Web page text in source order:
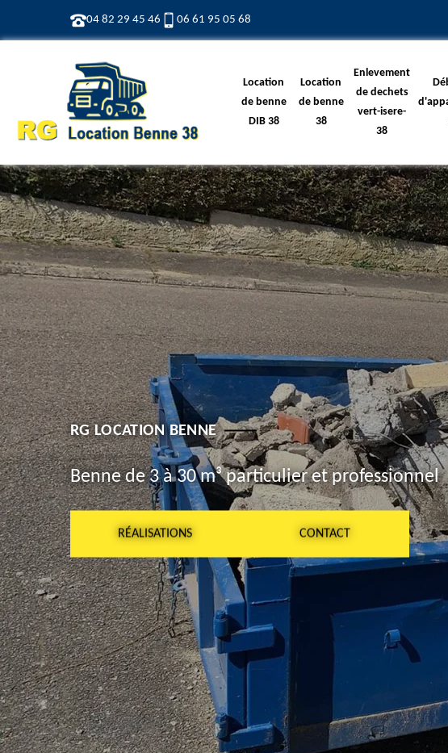
04 82 29 45 46 06 61 95 05 68
Location
de benne
DIB 38
Location
de benne
38
Enlevement
de dechets
vert-isere-
38
RG LOCATION BENNE
Benne de 3 à 30 m³ particulier et professionnel
RÉALISATIONS CONTACT